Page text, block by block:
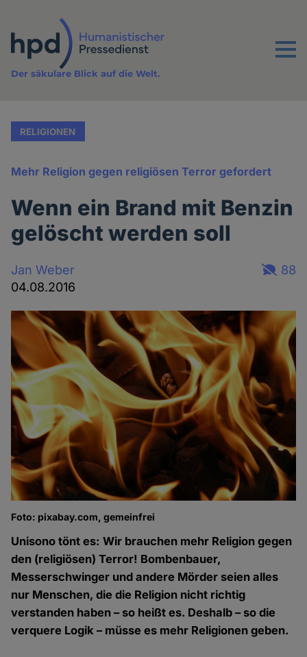
Inhalt
Menu
Der säkulare Blick auf die Welt.
RELIGIONEN
Mehr Religion gegen religiösen Terror gefordert
Wenn ein Brand mit Benzin
gelöscht werden soll
Jan Weber
04.08.2016
88
Foto: pixabay.com, gemeinfrei
Unisono tönt es: Wir brauchen mehr Religion gegen
den (religiösen) Terror! Bombenbauer,
Messerschwinger und andere Mörder seien alles
nur Menschen, die die Religion nicht richtig
verstanden haben – so heißt es. Deshalb – so die
verquere Logik – müsse es mehr Religionen geben.